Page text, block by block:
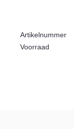
Artikelnummer
Voorraad